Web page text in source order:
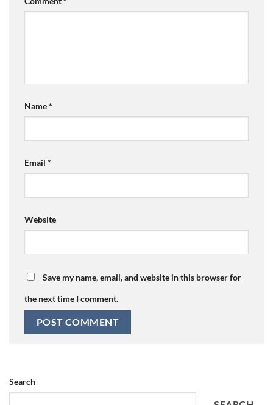
Name*
Email *
Website
Save my name, email, and website in this browser for
the next time I comment.
Search